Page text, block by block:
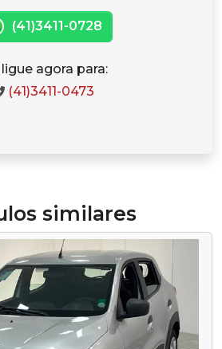
(41)3411-0728
agora para:
(41)3411-0473
similares